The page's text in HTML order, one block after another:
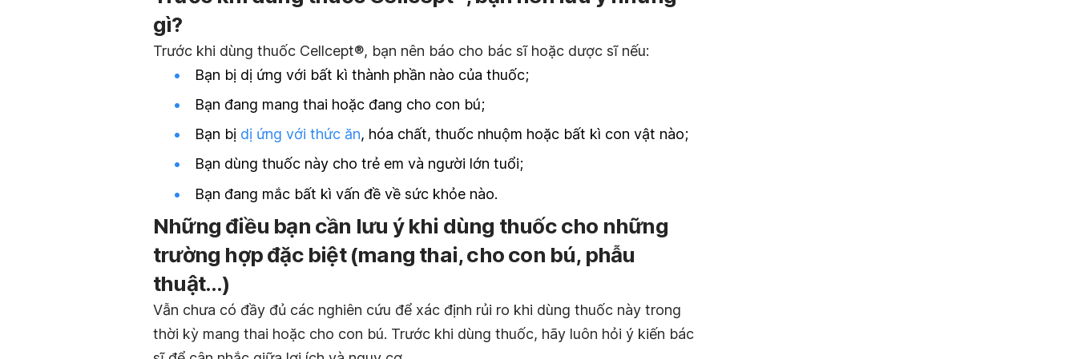
gì?
Trước khi dùng thuốc Cellcept®, bạn nên báo cho bác sĩ hoặc dược sĩ nếu:
Bạn bị dị ứng với bất kì thành phần nào của thuốc;
Bạn đang mang thai hoặc đang cho con bú;
Bạn bị dị ứng với thức ăn, hóa chất, thuốc nhuộm hoặc bất kì con vật nào;
Bạn dùng thuốc này cho trẻ em và người lớn tuổi;
Bạn đang mắc bất kì vấn đề về sức khỏe nào.
Những điều bạn cần lưu ý khi dùng thuốc cho những
trường hợp đặc biệt (mang thai, cho con bú, phẫu
thuật…)
Vẫn chưa có đầy đủ các nghiên cứu để xác định rủi ro khi dùng thuốc này trong
thời kỳ mang thai hoặc cho con bú. Trước khi dùng thuốc, hãy luôn hỏi ý kiến bác